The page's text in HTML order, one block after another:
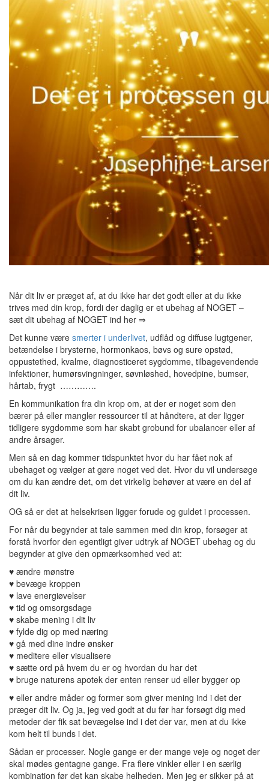
Når dit liv er præget af, at du ikke har det godt eller at du ikke
trives med din krop, fordi der daglig er et ubehag af NOGET –
sæt dit ubehag af NOGET ind her ⇒
Det kunne være smerter i underlivet, udflåd og diffuse lugtgener,
betændelse i brysterne, hormonkaos, bøvs og sure opstød,
oppustethed, kvalme, diagnosticeret sygdomme, tilbagevendende
infektioner, humørsvingninger, søvnløshed, hovedpine, bumser,
hårtab, frygt ………….
En kommunikation fra din krop om, at der er noget som den
bærer på eller mangler ressourcer til at håndtere, at der ligger
tidligere sygdomme som har skabt grobund for ubalancer eller af
andre årsager.
Men så en dag kommer tidspunktet hvor du har fået nok af
ubehaget og vælger at gøre noget ved det. Hvor du vil undersøge
om du kan ændre det, om det virkelig behøver at være en del af
dit liv.
OG så er det at helsekrisen ligger forude og guldet i processen.
For når du begynder at tale sammen med din krop, forsøger at
forstå hvorfor den egentligt giver udtryk af NOGET ubehag og du
begynder at give den opmærksomhed ved at:
♥ ændre mønstre
♥ bevæge kroppen
♥ lave energiøvelser
♥ tid og omsorgsdage
♥ skabe mening i dit liv
♥ fylde dig op med næring
♥ gå med dine indre ønsker
♥ meditere eller visualisere
♥ sætte ord på hvem du er og hvordan du har det
♥ bruge naturens apotek der enten renser ud eller bygger op
♥ eller andre måder og former som giver mening ind i det der
præger dit liv. Og ja, jeg ved godt at du før har forsøgt dig med
metoder der fik sat bevægelse ind i det der var, men at du ikke
kom helt til bunds i det.
Sådan er processer. Nogle gange er der mange veje og noget der
skal mødes gentagne gange. Fra flere vinkler eller i en særlig
kombination før det kan skabe helheden. Men jeg er sikker på at